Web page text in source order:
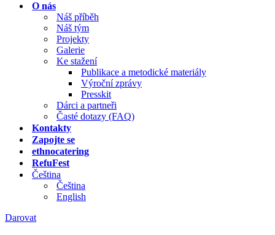
O nás
Náš příběh
Náš tým
Projekty
Galerie
Ke stažení
Publikace a metodické materiály
Výroční zprávy
Presskit
Dárci a partneři
Časté dotazy (FAQ)
Kontakty
Zapojte se
ethnocatering
RefuFest
Čeština
Čeština
English
Darovat